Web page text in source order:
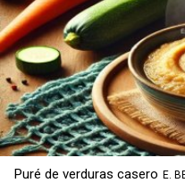
Puré de verduras casero E.